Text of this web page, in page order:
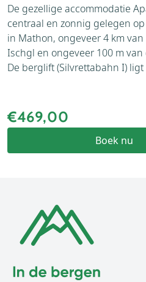
De gezellige accommodatie
centraal en zonnig gelegen
in Mathon, ongeveer 4 km
Ischgl en ongeveer 100 m
De berglift (Silvrettabahn I)
€469,00
Boek nu